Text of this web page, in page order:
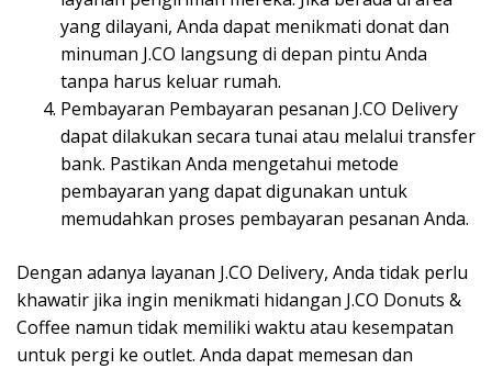
yang dilayani, Anda dapat menikmati donat dan
minuman J.CO langsung di depan pintu Anda
tanpa harus keluar rumah.
Pembayaran Pembayaran pesanan J.CO Delivery
dapat dilakukan secara tunai atau melalui transfer
bank. Pastikan Anda mengetahui metode
pembayaran yang dapat digunakan untuk
memudahkan proses pembayaran pesanan Anda.
Dengan adanya layanan J.CO Delivery, Anda tidak perlu
khawatir jika ingin menikmati hidangan J.CO Donuts &
Coffee namun tidak memiliki waktu atau kesempatan
untuk pergi ke outlet. Anda dapat memesan dan